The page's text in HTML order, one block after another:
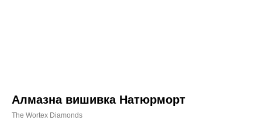
Алмазна вишивка Натюрморт
The Wortex Diamonds